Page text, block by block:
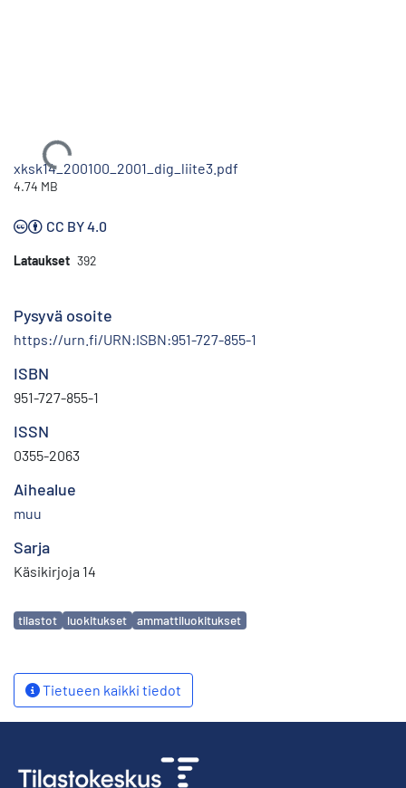
Ladataan...
xksk14_200100_2001_dig_liite3.pdf
4.74 MB
CC BY 4.0
Lataukset 392
Pysyvä osoite
https://urn.fi/URN:ISBN:951-727-855-1
ISBN
951-727-855-1
ISSN
0355-2063
Aihealue
muu
Sarja
Käsikirjoja 14
Avainsanat
tilastot luokitukset ammattiluokitukset
Tietueen kaikki tiedot